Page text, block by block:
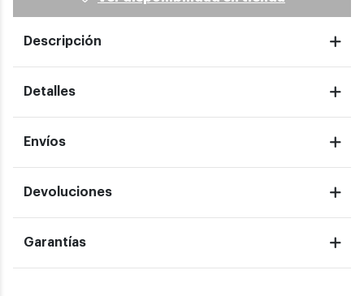
Descripción
Detalles
Envíos
Devoluciones
Garantías